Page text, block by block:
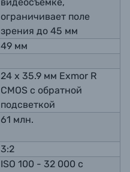
ограничивает поле
зрения до 45 мм
49 мм
24 х 35.9 мм Exmor R
CMOS с обратной
подсветкой
61 млн.
3:2
ISO 100 - 32 000 с